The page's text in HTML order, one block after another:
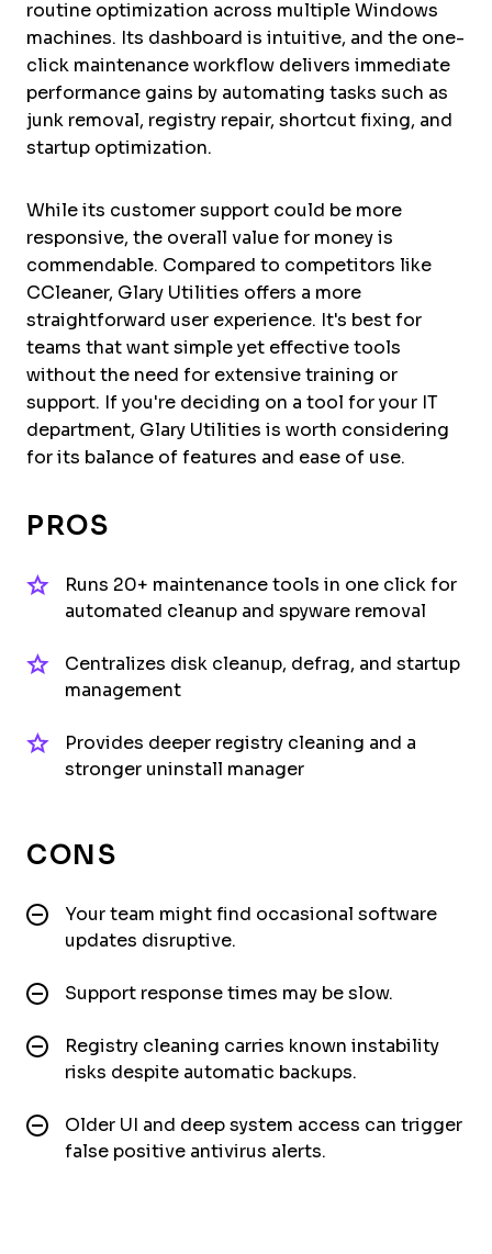
routine optimization across multiple Windows
machines. Its dashboard is intuitive, and the one-
click maintenance workflow delivers immediate
performance gains by automating tasks such as
junk removal, registry repair, shortcut fixing, and
startup optimization.
While its customer support could be more
responsive, the overall value for money is
commendable. Compared to competitors like
CCleaner, Glary Utilities offers a more
straightforward user experience. It's best for
teams that want simple yet effective tools
without the need for extensive training or
support. If you're deciding on a tool for your IT
department, Glary Utilities is worth considering
for its balance of features and ease of use.
PROS
Runs 20+ maintenance tools in one click for
automated cleanup and spyware removal
Centralizes disk cleanup, defrag, and startup
management
Provides deeper registry cleaning and a
stronger uninstall manager
CONS
Your team might find occasional software
updates disruptive.
Support response times may be slow.
Registry cleaning carries known instability
risks despite automatic backups.
Older UI and deep system access can trigger
false positive antivirus alerts.